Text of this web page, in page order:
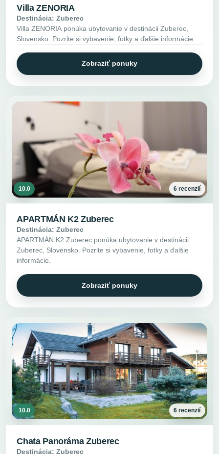
Villa ZENORIA
Destinácia: Zuberec
Villa ZENORIA ponúka ubytovanie v destinácii Zuberec,
Slovensko. Pozrite si vybavenie, fotky a ďalšie informácie.
Zobraziť ponuky
10.0 6 recenzií
APARTMÁN K2 Zuberec
Destinácia: Zuberec
APARTMÁN K2 Zuberec ponúka ubytovanie v destinácii
Zuberec, Slovensko. Pozrite si vybavenie, fotky a ďalšie
informácie.
Zobraziť ponuky
10.0 6 recenzií
Chata Panoráma Zuberec
Destinácia: Zuberec